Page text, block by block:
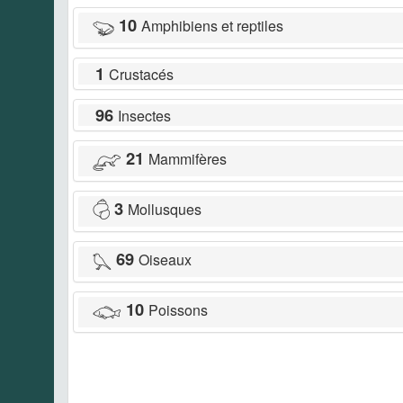
10 Amphibiens et reptiles
1 Crustacés
96 Insectes
21 Mammifères
3 Mollusques
69 Oiseaux
10 Poissons